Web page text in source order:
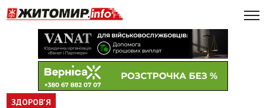
ЗДОРОВ'Я